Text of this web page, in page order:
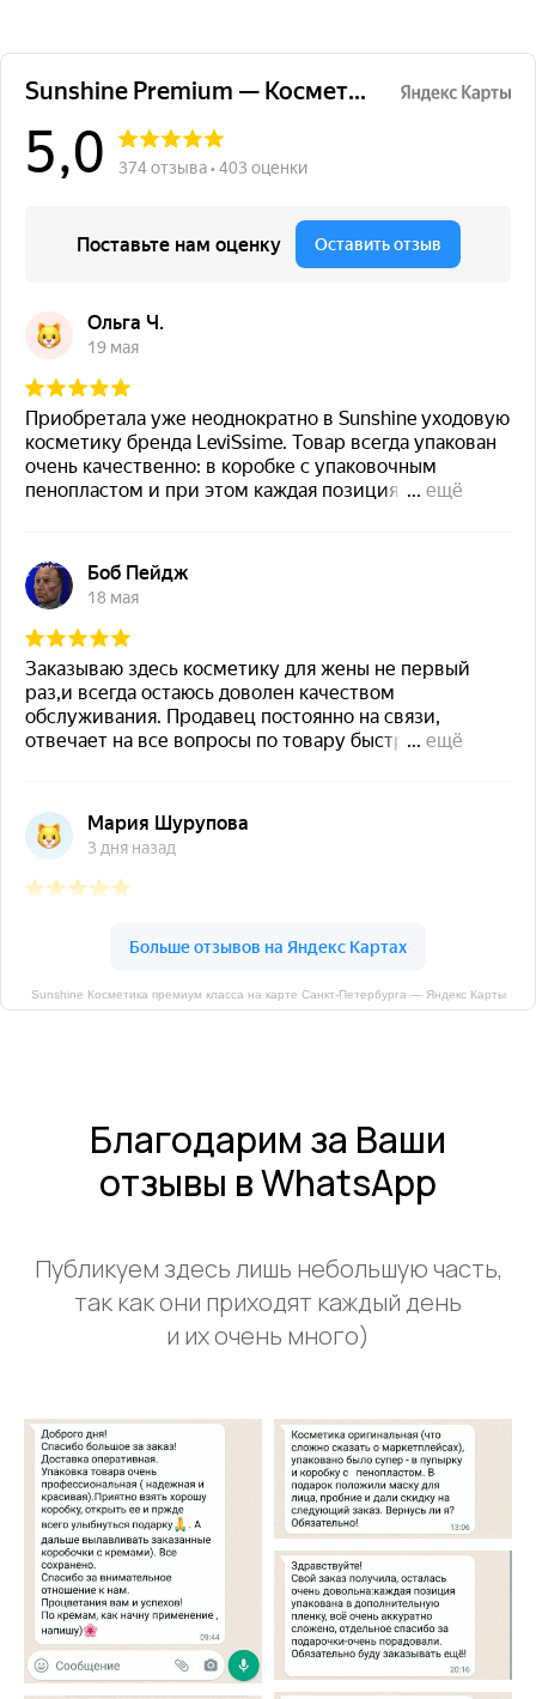
Sunshine Косметика премиум класса на карте Санкт‑Петербурга — Яндекс Карты
Благодарим за Ваши
отзывы в WhatsApp
Публикуем здесь лишь небольшую часть,
так как они приходят каждый день
и их очень много)